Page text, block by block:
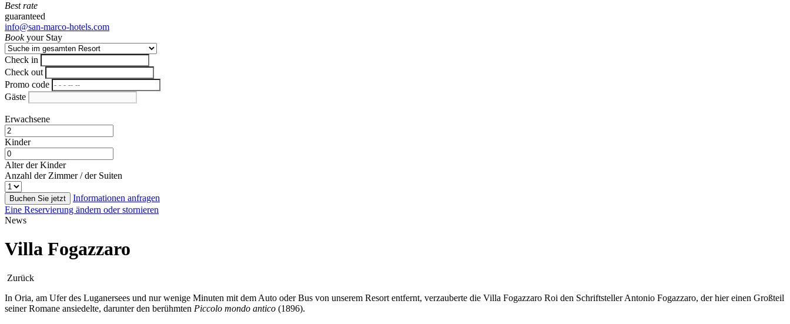
Best rate
guaranteed
info@san-marco-hotels.com
Bookyour Stay
Check in
Check out
Promo code
Gäste
Erwachsene
Kinder
Alter der Kinder
Anzahl der Zimmer / der Suiten
Buchen Sie jetzt
Informationen anfragen
Eine Reservierung ändern oder stornieren
News
Villa Fogazzaro
Zurück
In Oria, am Ufer des Luganersees und nur wenige Minuten mit dem Auto oder Bus von unserem Resort entfernt, verzauberte die Villa Fogazzaro Roi den Schriftsteller Antonio Fogazzaro, der hier einen Großteil
seiner Romane ansiedelte, darunter den berühmten Piccolo mondo antico (1896).